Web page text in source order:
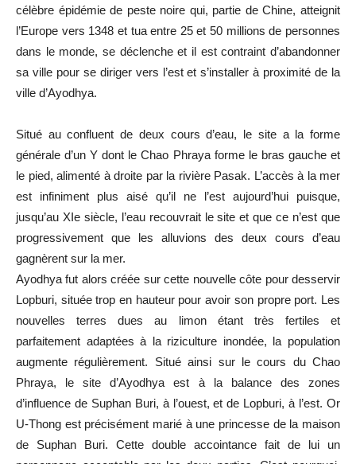
célèbre épidémie de peste noire qui, partie de Chine, atteignit
l’Europe vers 1348 et tua entre 25 et 50 millions de personnes
dans le monde, se déclenche et il est contraint d’abandonner
sa ville pour se diriger vers l’est et s’installer à proximité de la
ville d’Ayodhya.
Situé au confluent de deux cours d’eau, le site a la forme
générale d’un Y dont le Chao Phraya forme le bras gauche et
le pied, alimenté à droite par la rivière Pasak. L’accès à la mer
est infiniment plus aisé qu’il ne l’est aujourd’hui puisque,
jusqu’au XIe siècle, l’eau recouvrait le site et que ce n’est que
progressivement que les alluvions des deux cours d’eau
gagnèrent sur la mer.
Ayodhya fut alors créée sur cette nouvelle côte pour desservir
Lopburi, située trop en hauteur pour avoir son propre port. Les
nouvelles terres dues au limon étant très fertiles et
parfaitement adaptées à la riziculture inondée, la population
augmente régulièrement. Situé ainsi sur le cours du Chao
Phraya, le site d’Ayodhya est à la balance des zones
d’influence de Suphan Buri, à l’ouest, et de Lopburi, à l’est. Or
U-Thong est précisément marié à une princesse de la maison
de Suphan Buri. Cette double accointance fait de lui un